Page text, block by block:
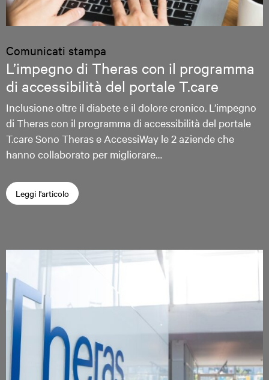
Comunicati stampa
L’impegno di Theras con il programma
di accessibilità del portale T.care
Inclusione oltre il diabete e il dolore cronico. L’impegno
di Theras con il programma di accessibilità del portale
T.care Sono Theras e AccessiWay le 2 aziende che
hanno collaborato per migliorare…
Leggi l'articolo